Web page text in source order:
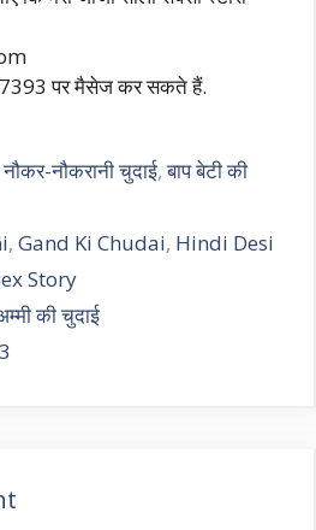
पर मैसेज कर सकते हैं.
नौकर-नौकरानी चुदाई,बाप बेटी की
,Gand Ki Chudai, Hindi Desi
Story
की चुदाई